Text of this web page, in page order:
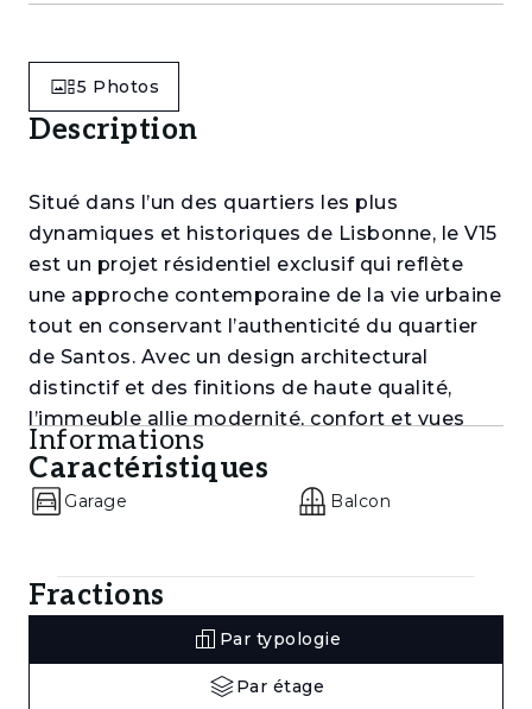
5 Photos
Description
Situé dans l’un des quartiers les plus
dynamiques et historiques de Lisbonne, le V15
est un projet résidentiel exclusif qui reflète
une approche contemporaine de la vie urbaine
tout en conservant l’authenticité du quartier
de Santos. Avec un design architectural
distinctif et des finitions de haute qualité,
l’immeuble allie modernité, confort et vues
imprenables sur le Tage.
Les appartements ont été soigneusement
logements fonctionnels et élégants, idéals
pour ceux qui souhaitent vivre ou investir dans
l’un des quartiers les plus charismatiques de la
Informations
Caractéristiques
Garage Balcon
Fractions
Par typologie
Par étage